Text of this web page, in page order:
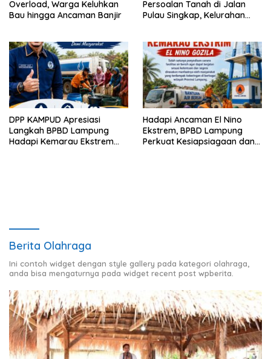
Overload, Warga Keluhkan
Bau hingga Ancaman Banjir
Persoalan Tanah di Jalan
Pulau Singkap, Kelurahan
DPP KAMPUD Apresiasi
Langkah BPBD Lampung
Hadapi Kemarau Ekstrem
Hadapi Ancaman El Nino
Ekstrem, BPBD Lampung
Perkuat Kesiapsiagaan dan
Berita Olahraga
Ini contoh widget dengan style gallery pada kategori olahraga,
anda bisa mengaturnya pada widget recent post wpberita.